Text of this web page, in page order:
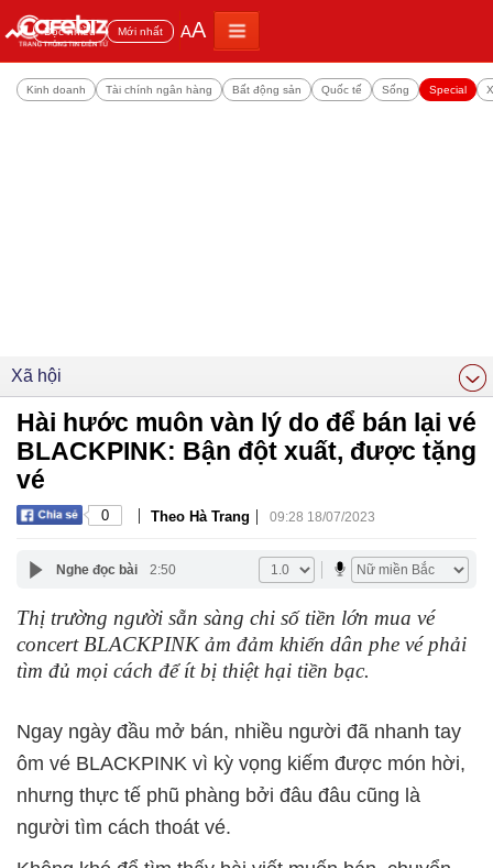
Đọc nhiều Mới nhất AA
Kinh doanh Tài chính ngân hàng Bất động sản Quốc tế Sống Special
Xã hội
Hài hước muôn vàn lý do để bán lại vé
BLACKPINK: Bận đột xuất, được tặng
vé
0 | Theo Hà Trang | 09:28 18/07/2023
Nghe đọc bài 2:50
Thị trường người sẵn sàng chi số tiền lớn mua vé
concert BLACKPINK ảm đảm khiến dân phe vé phải
tìm đủ mọi cách để ít bị thiệt hại tiền bạc.
Ngay ngày đầu mở bán, nhiều người đã nhanh tay
ôm vé BLACKPINK vì kỳ vọng kiếm được món hời,
nhưng thực tế phũ phàng bởi đâu đâu cũng là
người tìm cách thoát vé.